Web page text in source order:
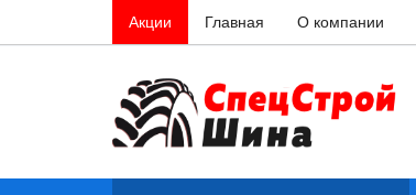
Акции Главная О компании